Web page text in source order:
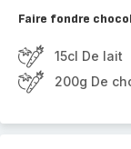
Faire fondre
15cl De lait
200g De